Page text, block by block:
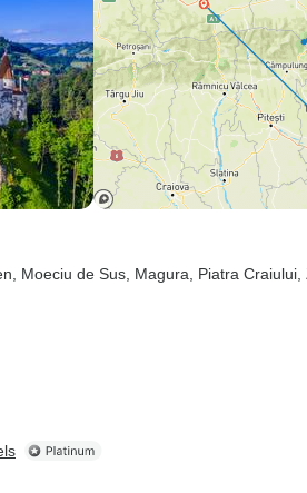
, Moeciu de Sus , Magura , Piatra Craiului